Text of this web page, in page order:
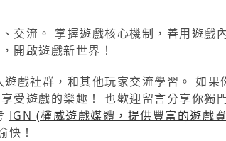
交流。 掌握遊戲核心機制，善用遊戲
開啟遊戲新世界！
戲社群，和其他玩家交流學習。 如果
受遊戲的樂趣！ 也歡迎留言分享你獨
IGN (權威遊戲媒體，提供豐富的遊戲
快！